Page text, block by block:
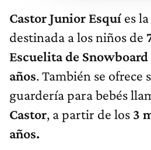
Castor Junior Esquíes
destinada a los niños de
Escuelita de Snowboard
años. También se ofrece
guardería para bebés
Castor, a partir de los 3
años.